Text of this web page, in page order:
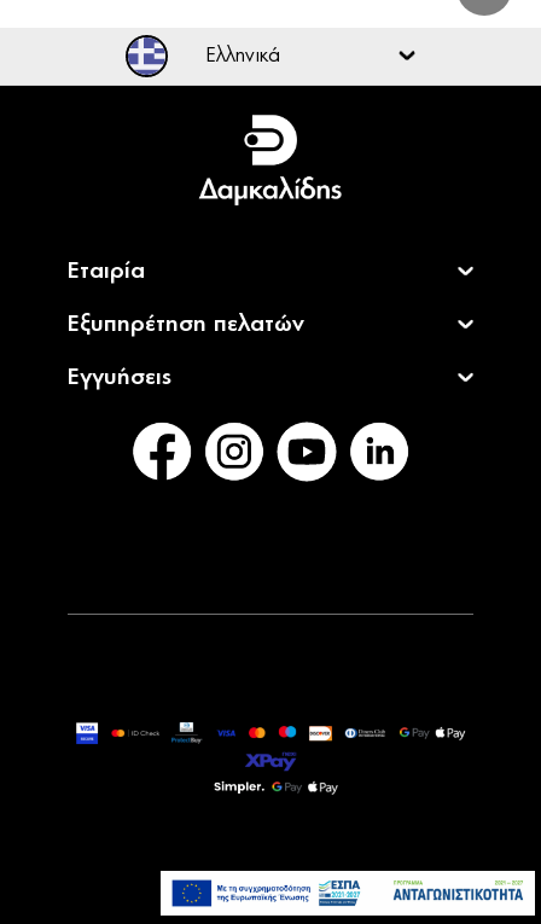
Προσθήκη στο καλάθι
Ελληνικά
Ελληνικά
English
Εταιρία
Εξυπηρέτηση πελατών
Εγγυήσεις